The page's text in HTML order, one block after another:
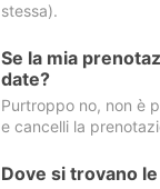
stessa).
Se la mia
date?
Purtroppo no, non è
e cancelli la
Dove si trovano